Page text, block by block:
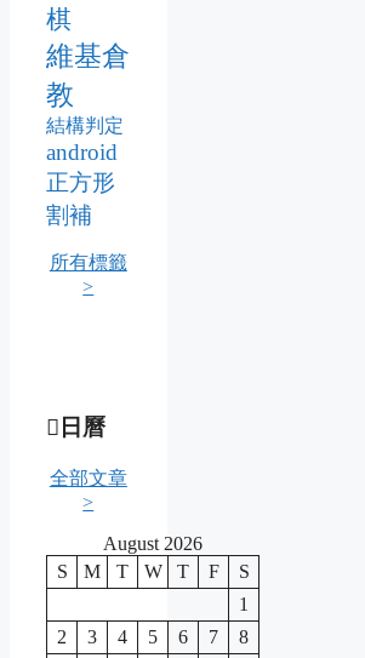
棋
維基倉
教
結構判定
android
正方形
割補
所有標籤
>
日曆
全部文章
>
August 2026
S
M T W T F
S
1
2
3 4 5 6 7
8